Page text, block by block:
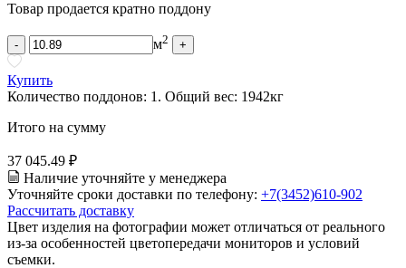
Товар продается кратно поддону
- м2 +
Купить
Количество поддонов: 1 . Общий вес: 1942кг
Итого на сумму
37 045.49 ₽
Наличие уточняйте у менеджера
Уточняйте сроки доставки по телефону: +7(3452)610-902
Рассчитать доставку
Цвет изделия на фотографии может отличаться от реального
из-за особенностей цветопередачи мониторов и условий
съемки.